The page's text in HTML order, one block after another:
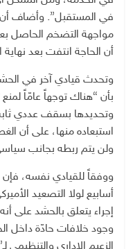
في المستقبل”. وأضاف أن
مواجهة التضخم الحاصل
أن الحاجة انتفت بعد
وتحدث قيادي آخر في
بأن “هناك توجهاً عامّاً
وتحديدها بسقف عددي
استبعاده منها، على أن
ولن يتم ربطه بجانب
ووفقاً للقيادي نفسه، فإن
أسابيع لولا التصعيد
إجراء يتعلق بالحشد على
وجود خلافات حادّة داخل